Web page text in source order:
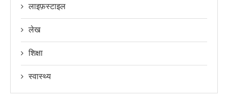
लाइफ़स्टाइल
लेख
शिक्षा
स्वास्थ्य